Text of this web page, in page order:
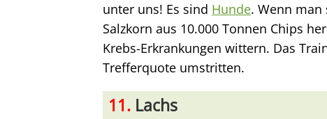
unter uns! Es sind Hunde. Wenn
Salzkorn aus 10.000 Tonnen Chips
Krebs-Erkrankungen wittern. Das
Trefferquote umstritten.
11. Lachs